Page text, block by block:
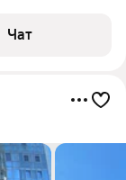
Чат